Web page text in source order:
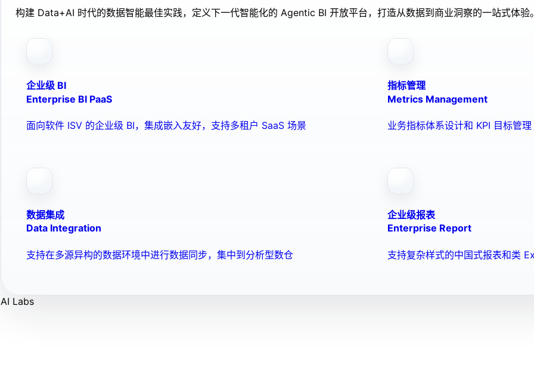
构建 Data+AI 时代的数据智能最佳实践，定义下一代智能化的 Agentic BI 开放平台，打造从数据到商业洞察的一站式体验
企业级 BI
Enterprise BI PaaS
面向软件 ISV 的企业级 BI，集成嵌入友好，支持多租户 SaaS 场景
指标管理
Metrics Management
业务指标体系设计和 KPI 目标管理
数据集成
Data Integration
支持在多源异构的数据环境中进行数据同步，集中到分析型数仓
企业级报表
Enterprise Report
支持复杂样式的中国式报表和类
AI Labs